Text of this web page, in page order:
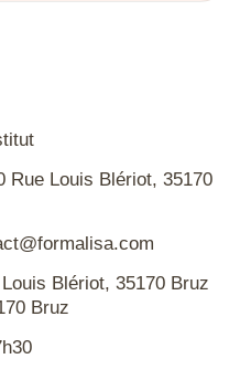
Rue Louis Blériot, 35170
Blériot, 35170 Bruz
Bruz